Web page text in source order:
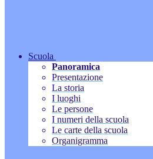
Scuola
Panoramica
Presentazione
La storia
I luoghi
Le persone
I numeri della scuola
Le carte della scuola
Organigramma